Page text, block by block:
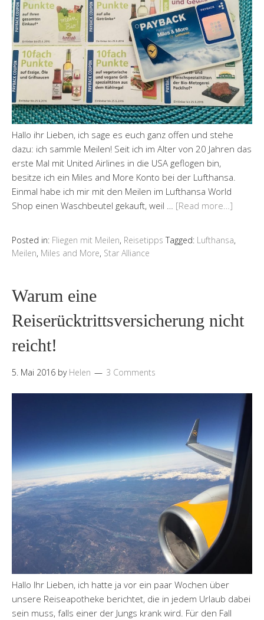
Hallo ihr Lieben, ich sage es euch ganz offen und stehe
dazu: ich sammle Meilen! Seit ich im Alter von 20 Jahren das
erste Mal mit United Airlines in die USA geflogen bin,
besitze ich ein Miles and More Konto bei der Lufthansa.
Einmal habe ich mir mit den Meilen im Lufthansa World
Shop einen Waschbeutel gekauft, weil … [Read more…]
Posted in: Fliegen mit Meilen, Reisetipps Tagged: Lufthansa,
Meilen, Miles and More, Star Alliance
Warum eine
Reiserücktrittsversicherung nicht
reicht!
5. Mai 2016 by Helen 3 Comments
Hallo Ihr Lieben, ich hatte ja vor ein paar Wochen über
unsere Reiseapotheke berichtet, die in jedem Urlaub dabei
sein muss, falls einer der Jungs krank wird. Für den Fall